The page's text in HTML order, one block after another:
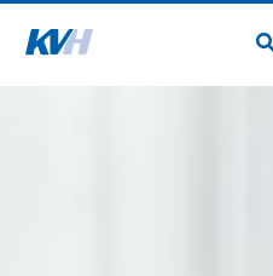
Zur Startseite